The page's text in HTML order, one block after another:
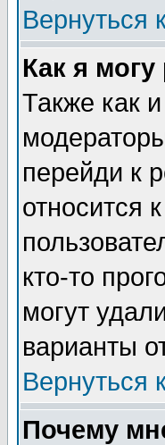
Вернуться
Как я
Также как
перейди к
относится
кто-то
могут
варианты
Вернуться
Почему